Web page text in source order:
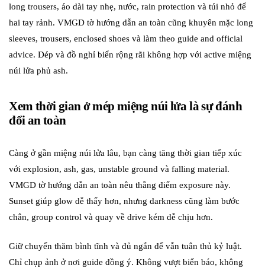
long trousers, áo dài tay nhẹ, nước, rain protection và túi nhỏ để
hai tay rảnh. VMGD tờ hướng dẫn an toàn cũng khuyên mặc long
sleeves, trousers, enclosed shoes và làm theo guide and official
advice. Dép và đồ nghỉ biển rộng rãi không hợp với active miệng
núi lửa phủ ash.
Xem thời gian ở mép miệng núi lửa là sự đánh
đổi an toàn
Càng ở gần miệng núi lửa lâu, bạn càng tăng thời gian tiếp xúc
với explosion, ash, gas, unstable ground và falling material.
VMGD tờ hướng dẫn an toàn nêu thẳng điểm exposure này.
Sunset giúp glow dễ thấy hơn, nhưng darkness cũng làm bước
chân, group control và quay về drive kém dễ chịu hơn.
Giữ chuyến thăm bình tĩnh và đủ ngắn để vẫn tuân thủ kỷ luật.
Chỉ chụp ảnh ở nơi guide đồng ý. Không vượt biển báo, không